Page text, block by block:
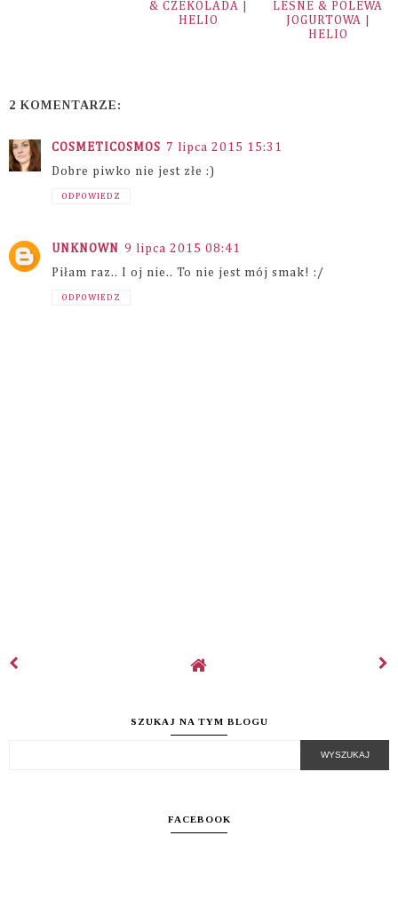
& CZEKOLADA |
HELIO
LEŚNE & POLEWA
JOGURTOWA |
HELIO
2 KOMENTARZE:
COSMETICOSMOS 7 lipca 2015 15:31
Dobre piwko nie jest złe :)
ODPOWIEDZ
UNKNOWN
9 lipca 2015 08:41
Piłam raz.. I oj nie.. To nie jest mój smak! :/
ODPOWIEDZ
SZUKAJ NA TYM BLOGU
FACEBOOK